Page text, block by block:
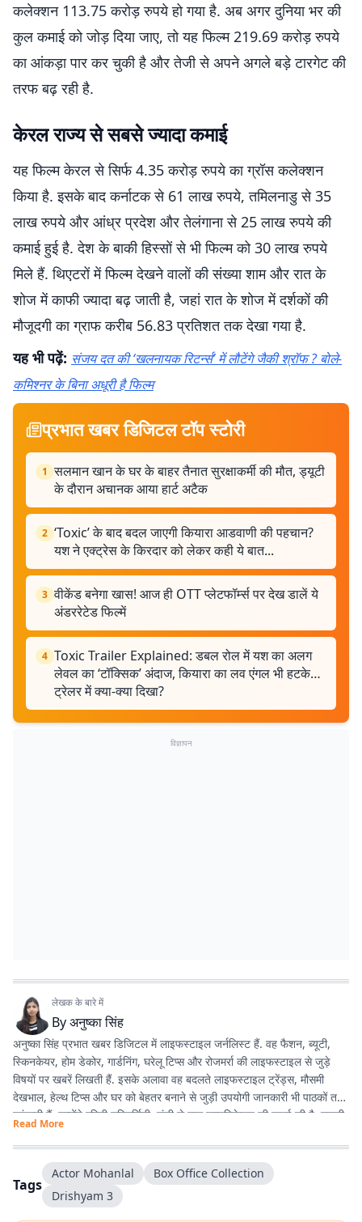
कलेक्शन 113.75 करोड़ रुपये हो गया है. अब अगर दुनिया भर की
कुल कमाई को जोड़ दिया जाए, तो यह फिल्म 219.69 करोड़ रुपये
का आंकड़ा पार कर चुकी है और तेजी से अपने अगले बड़े टारगेट की
तरफ बढ़ रही है.
केरल राज्य से सबसे ज्यादा कमाई
यह फिल्म केरल से सिर्फ 4.35 करोड़ रुपये का ग्रॉस कलेक्शन
किया है. इसके बाद कर्नाटक से 61 लाख रुपये, तमिलनाडु से 35
लाख रुपये और आंध्र प्रदेश और तेलंगाना से 25 लाख रुपये की
कमाई हुई है. देश के बाकी हिस्सों से भी फिल्म को 30 लाख रुपये
मिले हैं. थिएटरों में फिल्म देखने वालों की संख्या शाम और रात के
शोज में काफी ज्यादा बढ़ जाती है, जहां रात के शोज में दर्शकों की
मौजूदगी का ग्राफ करीब 56.83 प्रतिशत तक देखा गया है.
यह भी पढ़ें: संजय दत की ‘खलनायक रिटर्न्स’ में लौटेंगे जैकी श्रॉफ ? बोले-
कमिश्नर के बिना अधूरी है फिल्म
प्रभात खबर डिजिटल टॉप स्टोरी
1 सलमान खान के घर के बाहर तैनात सुरक्षाकर्मी की मौत, ड्यूटी
के दौरान अचानक आया हार्ट अटैक
2 ‘Toxic’ के बाद बदल जाएगी कियारा आडवाणी की पहचान?
यश ने एक्ट्रेस के किरदार को लेकर कही ये बात...
3 वीकेंड बनेगा खास! आज ही OTT प्लेटफॉर्म्स पर देख डालें ये
अंडररेटेड फिल्में
4 Toxic Trailer Explained: डबल रोल में यश का अलग
लेवल का ‘टॉक्सिक’ अंदाज, कियारा का लव एंगल भी हटके…
ट्रेलर में क्या-क्या दिखा?
विज्ञापन
लेखक के बारे में
Byअनुष्का सिंह
अनुष्का सिंह प्रभात खबर डिजिटल में लाइफस्टाइल जर्नलिस्ट हैं. वह फैशन, ब्यूटी,
स्किनकेयर, होम डेकोर, गार्डनिंग, घरेलू टिप्स और रोजमर्रा की लाइफस्टाइल से जुड़े
विषयों पर खबरें लिखती हैं. इसके अलावा वह बदलते लाइफस्टाइल ट्रेंड्स, मौसमी
देखभाल, हेल्थ टिप्स और घर को बेहतर बनाने से जुड़ी उपयोगी जानकारी भी पाठकों तक
पहुंचाती हैं. उन्होंने एमिटी यूनिवर्सिटी, रांची से मास कम्युनिकेशन की पढ़ाई की है. उनकी
मिले, जिसे वे अपनी रोजमर्रा की जिंदगी में आसानी से अपना सकें.
Read More
Tags
Actor Mohanlal
Box Office Collection
Drishyam 3